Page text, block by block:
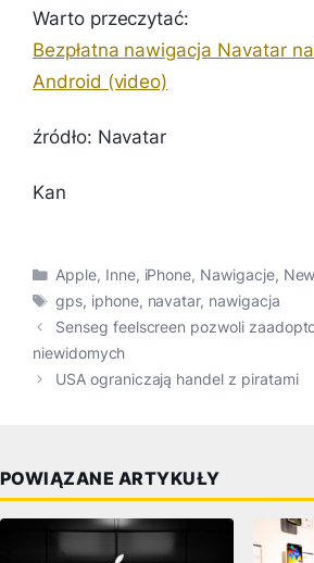
Warto przeczytać:
Bezpłatna nawigacja Navatar
Android (video)
źródło: Navatar
Kan
Kategorie
Apple, Inne, iPhone, Nawigacje,
Tagi
gps, iphone, navatar, nawigacja
Senseg feelscreen pozwoli
niewidomych
USA ograniczają handel z piratami
POWIĄZANE ARTYKUŁY